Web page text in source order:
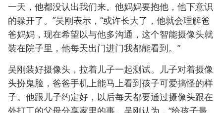
一天，他都没认出我们来。他妈妈要抱他，他下意识
的躲开了。”吴刚表示，“或许长大了，他就会理解爸
爸妈妈，现在希望以与他多沟通，这个智能摄像头就
装在院子里，他每天出门进门我都能看到。”
吴刚装好摄像头，拉着儿子一起测试。儿子对着摄像
头扮鬼脸，爸爸手机上能马上看到孩子可爱搞怪的样
子。他跟儿子约定好，以后每天都要通过摄像头跟在
外打工的父母分享家里的事。吴刚认为，“给孩子最